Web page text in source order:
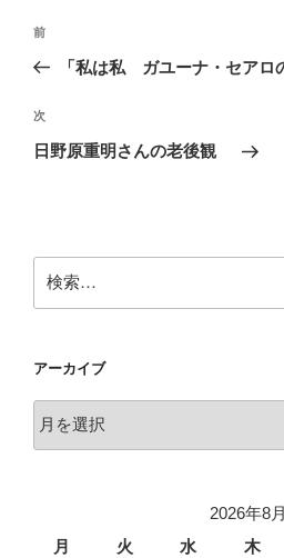
投
ビ
ゲ
ン
前
の
稿
前
「私は私 ガユーナ・セアロ
次
の
次
日野原重明さんの老後観
索:
アーカイブ
ー
2026年8月
月
火 水 木